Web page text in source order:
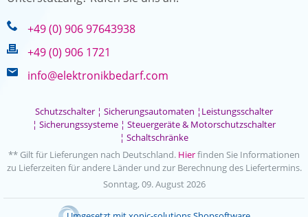
+49 (0) 906 97643938
+49 (0) 906 1721
info@elektronikbedarf.com
Schutzschalter ¦ Sicherungsautomaten ¦ Leistungsschalter
¦ Sicherungssysteme ¦ Steuergeräte & Motorschutzschalter
¦ Schaltschränke
** Gilt für Lieferungen nach Deutschland. Hierfinden Sie Informationen
zu Lieferzeiten für andere Länder und zur Berechnung des Liefertermins.
Sonntag, 09. August 2026